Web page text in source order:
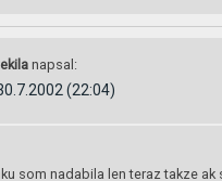
napsal:
(22:04)
som nadabila len teraz takze ak